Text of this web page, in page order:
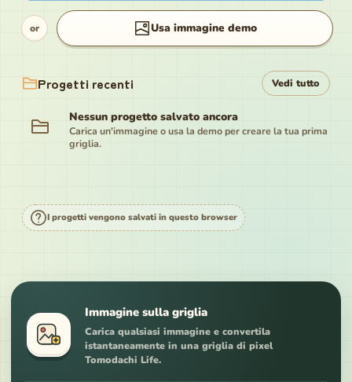
or Usa immagine demo
Progetti recenti Vedi tutto
Nessun progetto salvato ancora
Carica un'immagine o usa la demo per creare la tua prima
griglia.
I progetti vengono salvati in questo browser
Immagine sulla griglia
Carica qualsiasi immagine e convertila
istantaneamente in una griglia di pixel
Tomodachi Life.